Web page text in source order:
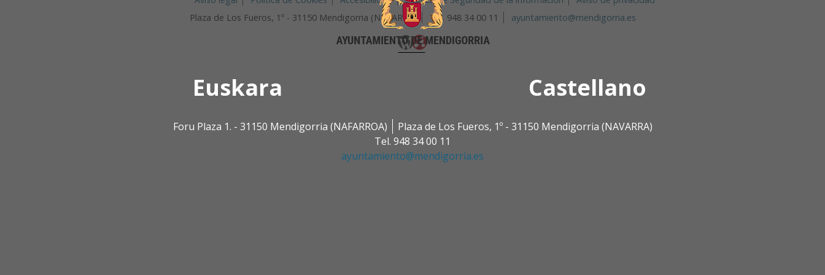
Euskara Castellano
Foru Plaza 1. - 31150 Mendigorria (NAFARROA)
Plaza de Los Fueros, 1º - 31150 Mendigorria (NAVARRA)
Tel. 948 34 00 11
ayuntamiento@mendigorria.es
Plaza de Los Fueros, 1º - 31150 Mendigorria (NAVARRA)
Tel. 948 34 00 11 ayuntamiento@mendigorria.es